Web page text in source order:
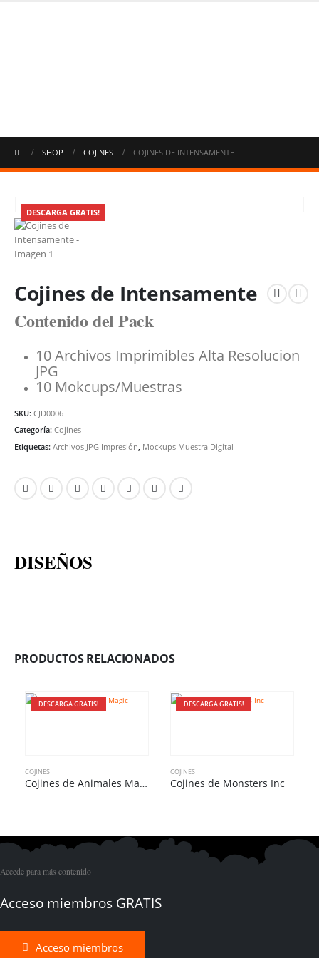
SHOP COJINES COJINES DE INTENSAMENTE
DESCARGA GRATIS!
Cojines de Intensamente
Contenido del Pack
10 Archivos Imprimibles Alta Resolucion
JPG
10 Mokcups/Muestras
SKU: CJD0006
Categoría: Cojines
Etiquetas: Archivos JPG Impresión, Mockups Muestra Digital
DISEÑOS
PRODUCTOS RELACIONADOS
DESCARGA GRATIS!
COJINES
Cojines de Animales Magic
DESCARGA GRATIS!
COJINES
Cojines de Monsters Inc
Accede para más contenido
Acceso miembros GRATIS
Acceso miembros